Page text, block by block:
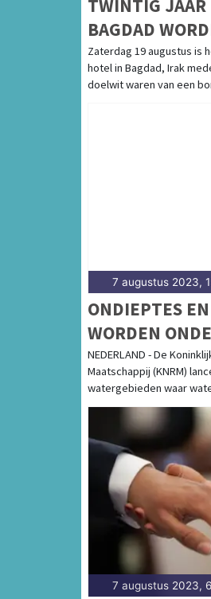
TWINTIG JAAR
BAGDAD
AANSLAGEN
GEPLEEGD
Zaterdag 19 augustus is
hotel in Bagdad, Irak
doelwit waren van een
7 augustus 2023,
ONDIEPTES
WORDEN
NEDERLAND - De
Maatschappij (KNRM)
watergebieden waar
7 augustus 2023,